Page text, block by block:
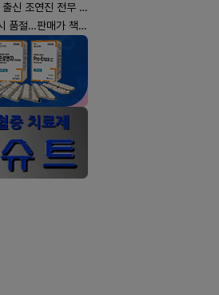
조연진 전무 내정
…판매가 책정 고심